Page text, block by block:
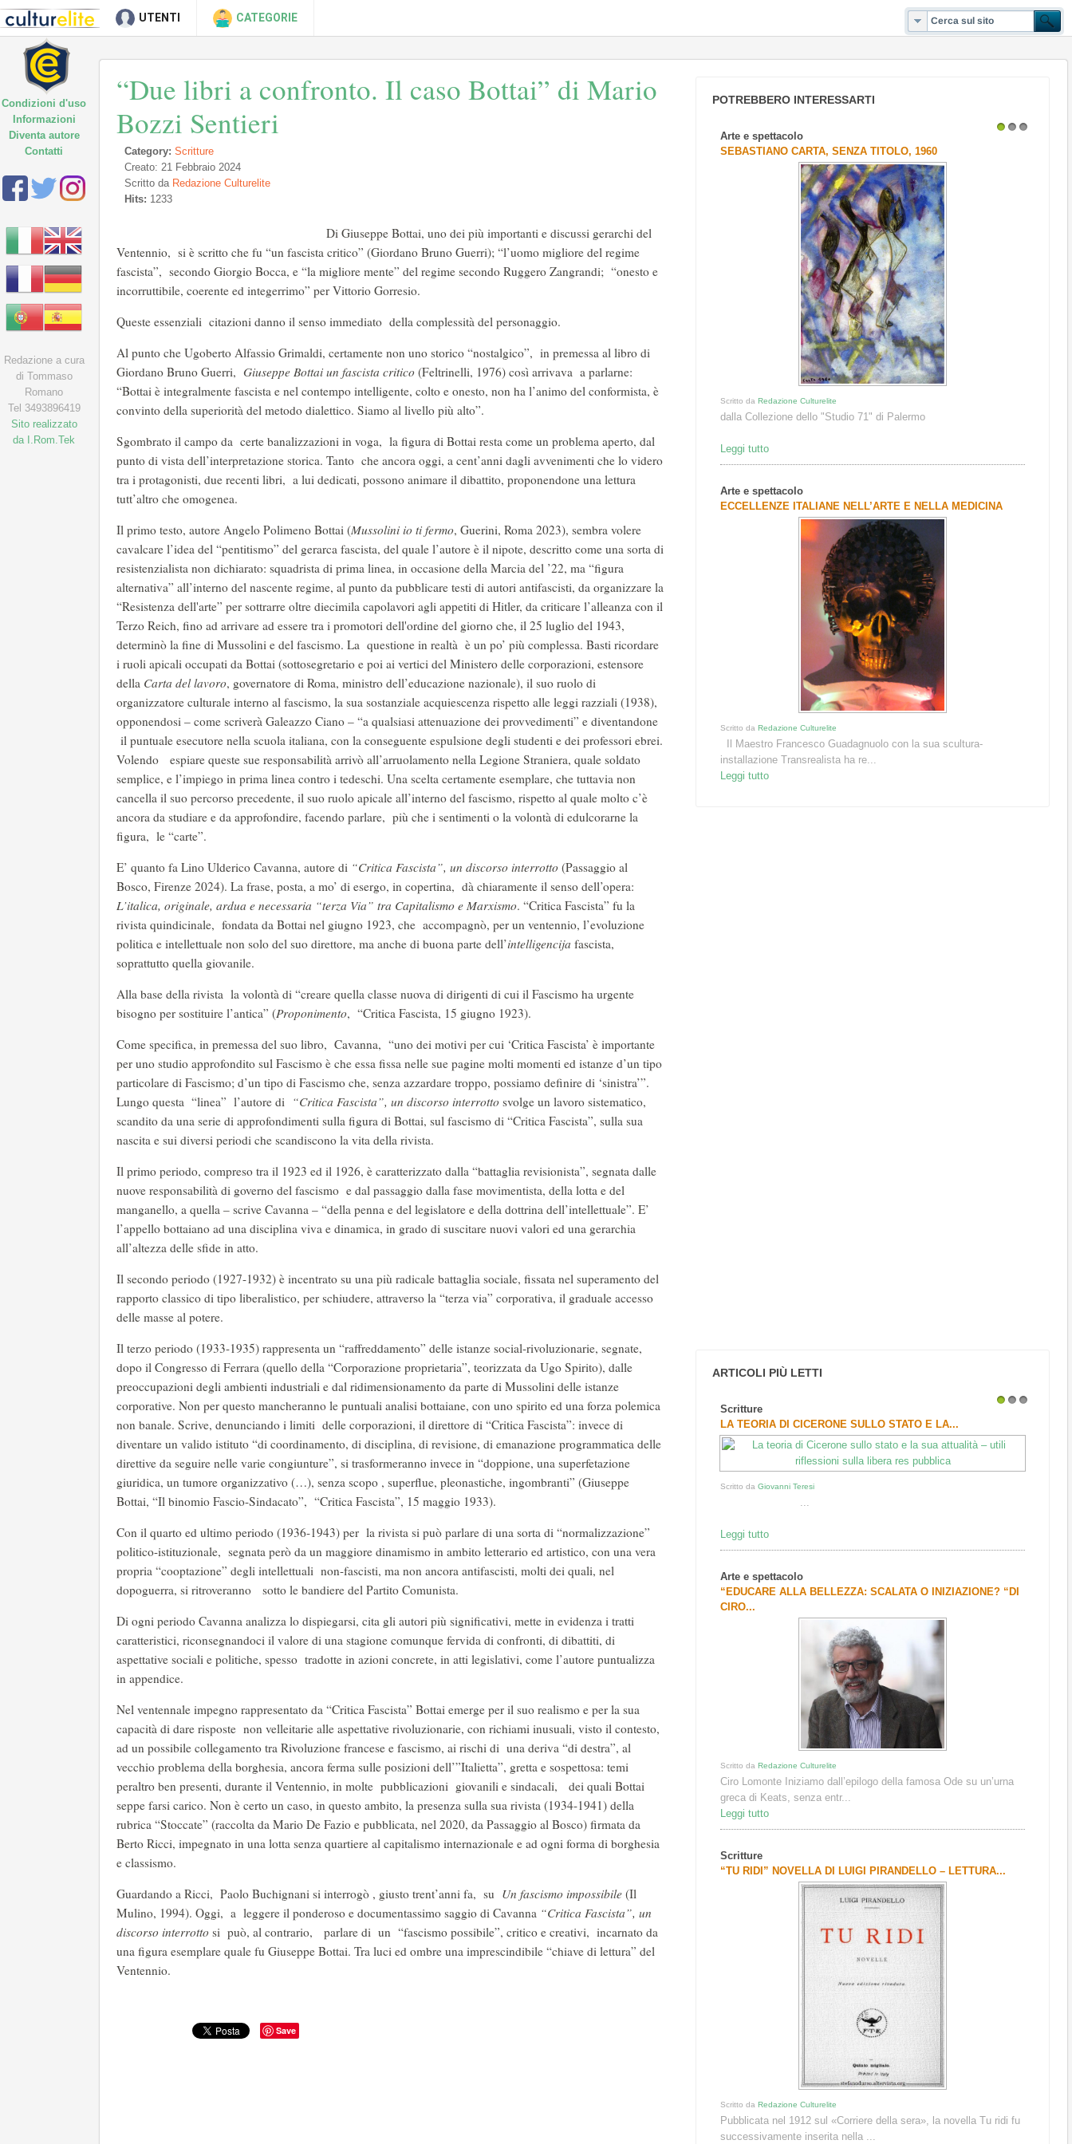
UTENTI CATEGORIE
“Due libri a confronto. Il caso Bottai” di Mario
Bozzi Sentieri
Category: Scritture
Creato: 21 Febbraio 2024
Scritto da Redazione Culturelite
Hits: 1233
Di Giuseppe Bottai, uno dei più importanti e discussi gerarchi del
Ventennio, si è scritto che fu “un fascista critico” (Giordano Bruno Guerri); “l’uomo migliore del regime
fascista”, secondo Giorgio Bocca, e “la migliore mente” del regime secondo Ruggero Zangrandi; “onesto e
incorruttibile, coerente ed integerrimo” per Vittorio Gorresio.
Queste essenziali citazioni danno il senso immediato della complessità del personaggio.
Al punto che Ugoberto Alfassio Grimaldi, certamente non uno storico “nostalgico”, in premessa al libro di
Giordano Bruno Guerri, Giuseppe Bottai un fascista critico (Feltrinelli, 1976) così arrivava a parlarne:
“Bottai è integralmente fascista e nel contempo intelligente, colto e onesto, non ha l’animo del conformista, è
convinto della superiorità del metodo dialettico. Siamo al livello più alto”.
Sgombrato il campo da certe banalizzazioni in voga, la figura di Bottai resta come un problema aperto, dal
punto di vista dell’interpretazione storica. Tanto che ancora oggi, a cent’anni dagli avvenimenti che lo videro
tra i protagonisti, due recenti libri, a lui dedicati, possono animare il dibattito, proponendone una lettura
tutt’altro che omogenea.
Il primo testo, autore Angelo Polimeno Bottai (Mussolini io ti fermo, Guerini, Roma 2023), sembra volere
cavalcare l’idea del “pentitismo” del gerarca fascista, del quale l’autore è il nipote, descritto come una sorta di
resistenzialista non dichiarato: squadrista di prima linea, in occasione della Marcia del ’22, ma “figura
alternativa” all’interno del nascente regime, al punto da pubblicare testi di autori antifascisti, da organizzare la
“Resistenza dell'arte” per sottrarre oltre diecimila capolavori agli appetiti di Hitler, da criticare l’alleanza con il
Terzo Reich, fino ad arrivare ad essere tra i promotori dell'ordine del giorno che, il 25 luglio del 1943,
determinò la fine di Mussolini e del fascismo. La questione in realtà è un po’ più complessa. Basti ricordare
i ruoli apicali occupati da Bottai (sottosegretario e poi ai vertici del Ministero delle corporazioni, estensore
della Carta del lavoro, governatore di Roma, ministro dell’educazione nazionale), il suo ruolo di
organizzatore culturale interno al fascismo, la sua sostanziale acquiescenza rispetto alle leggi razziali (1938),
opponendosi – come scriverà Galeazzo Ciano – “a qualsiasi attenuazione dei provvedimenti” e diventandone
il puntuale esecutore nella scuola italiana, con la conseguente espulsione degli studenti e dei professori ebrei.
Volendo espiare queste sue responsabilità arrivò all’arruolamento nella Legione Straniera, quale soldato
semplice, e l’impiego in prima linea contro i tedeschi. Una scelta certamente esemplare, che tuttavia non
cancella il suo percorso precedente, il suo ruolo apicale all’interno del fascismo, rispetto al quale molto c’è
ancora da studiare e da approfondire, facendo parlare, più che i sentimenti o la volontà di edulcorarne la
figura, le “carte”.
E’ quanto fa Lino Ulderico Cavanna, autore di “Critica Fascista”, un discorso interrotto (Passaggio al
Bosco, Firenze 2024). La frase, posta, a mo’ di esergo, in copertina, dà chiaramente il senso dell’opera:
L’italica, originale, ardua e necessaria “terza Via” tra Capitalismo e Marxismo. “Critica Fascista” fu la
rivista quindicinale, fondata da Bottai nel giugno 1923, che accompagnò, per un ventennio, l’evoluzione
politica e intellettuale non solo del suo direttore, ma anche di buona parte dell’intelligencija fascista,
soprattutto quella giovanile.
Alla base della rivista la volontà di “creare quella classe nuova di dirigenti di cui il Fascismo ha urgente
bisogno per sostituire l’antica” (Proponimento, “Critica Fascista, 15 giugno 1923).
Come specifica, in premessa del suo libro, Cavanna, “uno dei motivi per cui ‘Critica Fascista’ è importante
per uno studio approfondito sul Fascismo è che essa fissa nelle sue pagine molti momenti ed istanze d’un tipo
particolare di Fascismo; d’un tipo di Fascismo che, senza azzardare troppo, possiamo definire di ‘sinistra’”.
Lungo questa “linea” l’autore di “Critica Fascista”, un discorso interrotto svolge un lavoro sistematico,
scandito da una serie di approfondimenti sulla figura di Bottai, sul fascismo di “Critica Fascista”, sulla sua
nascita e sui diversi periodi che scandiscono la vita della rivista.
Il primo periodo, compreso tra il 1923 ed il 1926, è caratterizzato dalla “battaglia revisionista”, segnata dalle
nuove responsabilità di governo del fascismo e dal passaggio dalla fase movimentista, della lotta e del
manganello, a quella – scrive Cavanna – “della penna e del legislatore e della dottrina dell’intellettuale”. E’
l’appello bottaiano ad una disciplina viva e dinamica, in grado di suscitare nuovi valori ed una gerarchia
all’altezza delle sfide in atto.
Il secondo periodo (1927-1932) è incentrato su una più radicale battaglia sociale, fissata nel superamento del
rapporto classico di tipo liberalistico, per schiudere, attraverso la “terza via” corporativa, il graduale accesso
delle masse al potere.
Il terzo periodo (1933-1935) rappresenta un “raffreddamento” delle istanze social-rivoluzionarie, segnate,
dopo il Congresso di Ferrara (quello della “Corporazione proprietaria”, teorizzata da Ugo Spirito), dalle
preoccupazioni degli ambienti industriali e dal ridimensionamento da parte di Mussolini delle istanze
corporative. Non per questo mancheranno le puntuali analisi bottaiane, con uno spirito ed una forza polemica
non banale. Scrive, denunciando i limiti delle corporazioni, il direttore di “Critica Fascista”: invece di
diventare un valido istituto “di coordinamento, di disciplina, di revisione, di emanazione programmatica delle
direttive da seguire nelle varie congiunture”, si trasformeranno invece in “doppione, una superfetazione
giuridica, un tumore organizzativo (…), senza scopo , superflue, pleonastiche, ingombranti” (Giuseppe
Bottai, “Il binomio Fascio-Sindacato”, “Critica Fascista”, 15 maggio 1933).
Con il quarto ed ultimo periodo (1936-1943) per la rivista si può parlare di una sorta di “normalizzazione”
politico-istituzionale, segnata però da un maggiore dinamismo in ambito letterario ed artistico, con una vera
propria “cooptazione” degli intellettuali non-fascisti, ma non ancora antifascisti, molti dei quali, nel
dopoguerra, si ritroveranno sotto le bandiere del Partito Comunista.
Di ogni periodo Cavanna analizza lo dispiegarsi, cita gli autori più significativi, mette in evidenza i tratti
caratteristici, riconsegnandoci il valore di una stagione comunque fervida di confronti, di dibattiti, di
aspettative sociali e politiche, spesso tradotte in azioni concrete, in atti legislativi, come l’autore puntualizza
in appendice.
Nel ventennale impegno rappresentato da “Critica Fascista” Bottai emerge per il suo realismo e per la sua
capacità di dare risposte non velleitarie alle aspettative rivoluzionarie, con richiami inusuali, visto il contesto,
ad un possibile collegamento tra Rivoluzione francese e fascismo, ai rischi di una deriva “di destra”, al
vecchio problema della borghesia, ancora ferma sulle posizioni dell’”Italietta”, gretta e sospettosa: temi
peraltro ben presenti, durante il Ventennio, in molte pubblicazioni giovanili e sindacali, dei quali Bottai
seppe farsi carico. Non è certo un caso, in questo ambito, la presenza sulla sua rivista (1934-1941) della
rubrica “Stoccate” (raccolta da Mario De Fazio e pubblicata, nel 2020, da Passaggio al Bosco) firmata da
Berto Ricci, impegnato in una lotta senza quartiere al capitalismo internazionale e ad ogni forma di borghesia
e classismo.
Guardando a Ricci, Paolo Buchignani si interrogò , giusto trent’anni fa, su Un fascismo impossibile (Il
Mulino, 1994). Oggi, a leggere il ponderoso e documentassimo saggio di Cavanna “Critica Fascista”, un
discorso interrotto si può, al contrario, parlare di un “fascismo possibile”, critico e creativi, incarnato da
una figura esemplare quale fu Giuseppe Bottai. Tra luci ed ombre una imprescindibile “chiave di lettura” del
Ventennio.
Save
POTREBBERO INTERESSARTI
Arte e spettacolo
SEBASTIANO CARTA, SENZA TITOLO, 1960
Scritto da Redazione Culturelite
dalla Collezione dello "Studio 71" di Palermo
Leggi tutto
Arte e spettacolo
ECCELLENZE ITALIANE NELL’ARTE E NELLA MEDICINA
Scritto da Redazione Culturelite
Il Maestro Francesco Guadagnuolo con la sua scultura-
installazione Transrealista ha re...
Leggi tutto
ARTICOLI PIÙ LETTI
Scritture
LA TEORIA DI CICERONE SULLO STATO E LA...
Scritto daGiovanni Teresi
...
Leggi tutto
Arte e spettacolo
“EDUCARE ALLA BELLEZZA: SCALATA O INIZIAZIONE? “DI
CIRO...
Scritto daRedazione Culturelite
Ciro Lomonte Iniziamo dall’epilogo della famosa Ode su un’urna
greca di Keats, senza entr...
Leggi tutto
Scritture
“TU RIDI” NOVELLA DI LUIGI PIRANDELLO – LETTURA...
Scritto daRedazione Culturelite
Pubblicata nel 1912 sul «Corriere della sera», la novella Tu ridi fu
successivamente inserita nella ...
Condizioni d'uso
Informazioni
Diventa autore
Contatti
Redazione a cura
di Tommaso
Romano
Tel 3493896419
Sito realizzato
da I.Rom.Tek